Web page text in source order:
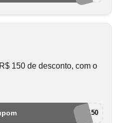
150 de desconto, com o
KAD150